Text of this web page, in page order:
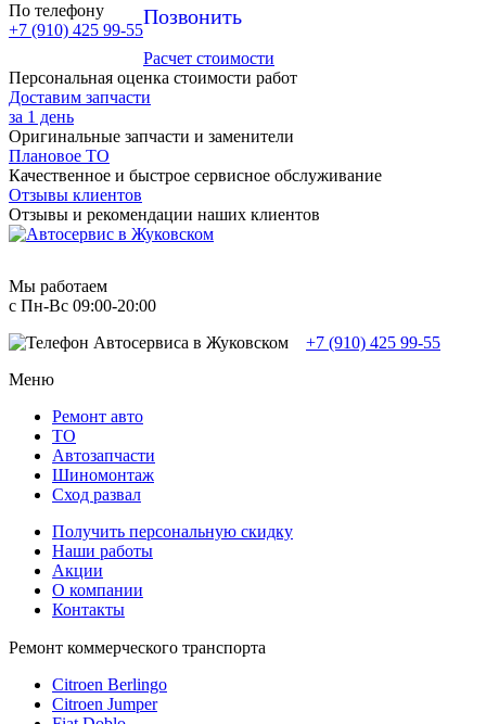
По телефону
+7 (910) 425 99-55
Позвонить
Расчет стоимости
Персональная оценка стоимости работ
Доставим запчасти
за 1 день
Оригинальные запчасти и заменители
Плановое ТО
Качественное и быстрое сервисное обслуживание
Отзывы клиентов
Отзывы и рекомендации наших клиентов
Мы работаем
с Пн-Вc 09:00-20:00
+7 (910) 425 99-55
Меню
Ремонт авто
TO
Автозапчасти
Шиномонтаж
Сход развал
Получить персональную скидку
Наши работы
Акции
О компании
Контакты
Ремонт коммерческого транспорта
Citroen Berlingo
Citroen Jumper